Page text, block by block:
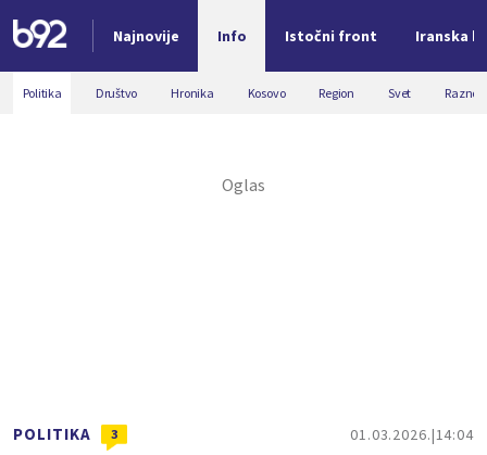
Najnovije Info Istočni front Iranska
Nova vest
Politika Društvo Hronika Kosovo Region Svet Razno
POLITIKA 3 01.03.2026. 14:04